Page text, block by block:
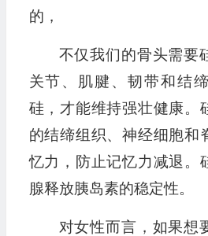
的，
不仅我们的骨头需要
关节、肌腱、韧带和结
硅，才能维持强壮健康。
的结缔组织、神经细胞和
忆力，防止记忆力减退。
腺释放胰岛素的稳定性。
对女性而言，如果想